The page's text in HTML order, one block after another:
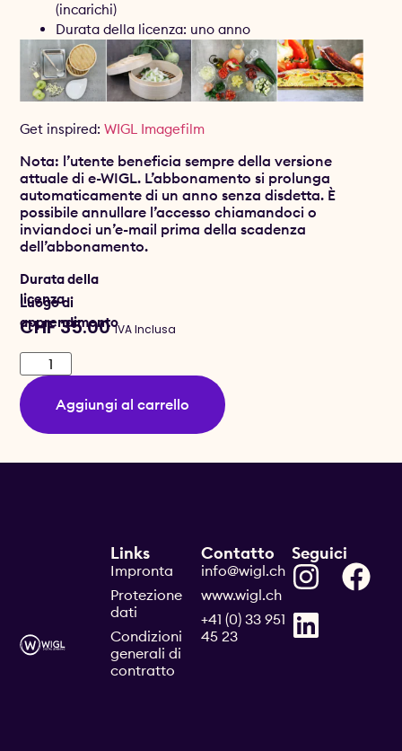
(incarichi)
Durata della licenza: uno anno
Get inspired:WIGL Imagefilm
Nota: l’utente beneficia sempre della versione
attuale di e-WIGL. L’abbonamento si prolunga
automaticamente di un anno senza disdetta. È
possibile annullare l’accesso chiamandoci o
inviandoci un’e-mail prima della scadenza
dell’abbonamento.
Durata della
licenza
Luogo di
apprendimento
CHF35.00 IVA Inclusa
Aggiungi al carrello
Contatto
info@wigl.ch
www.wigl.ch
+41 (0) 33 951
45 23
Links
Impronta
Protezione
dati
Condizioni
generali di
contratto
Seguici